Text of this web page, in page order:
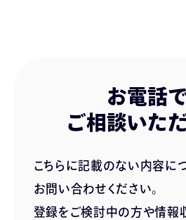
お電話
ご相談いた
こちらに記載のない内容に
お問い合わせください。
登録をご検討中の方や情報